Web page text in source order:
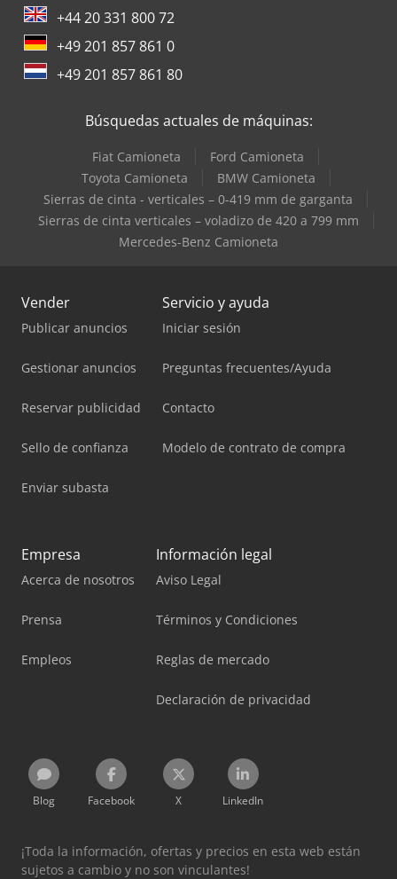
+44 20 331 800 72
+49 201 857 861 0
+49 201 857 861 80
Búsquedas actuales de máquinas:
Fiat Camioneta
Ford Camioneta
Toyota Camioneta
BMW Camioneta
Sierras de cinta - verticales – 0-419 mm de garganta
Sierras de cinta verticales – voladizo de 420 a 799 mm
Mercedes-Benz Camioneta
Vender
Publicar anuncios
Gestionar anuncios
Reservar publicidad
Sello de confianza
Enviar subasta
Servicio y ayuda
Iniciar sesión
Preguntas frecuentes/Ayuda
Contacto
Modelo de contrato de compra
Empresa
Acerca de nosotros
Prensa
Empleos
Información legal
Aviso Legal
Términos y Condiciones
Reglas de mercado
Declaración de privacidad
Blog Facebook X LinkedIn
¡Toda la información, ofertas y precios en esta web están
sujetos a cambio y no son vinculantes!